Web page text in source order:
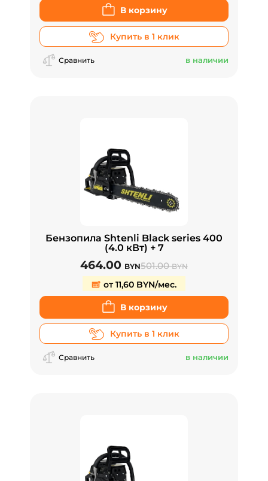
В корзину
Купить в 1 клик
Сравнить в наличии
Бензопила Shtenli Black series 400
(4.0 кВт) + 7
464.00 BYN501.00BYN
от 11,60 BYN/мес.
В корзину
Купить в 1 клик
Сравнить в наличии